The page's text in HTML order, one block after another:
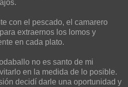
con el pescado, el camarero
extraernos los lomos y
en cada plato.
no es santo de mi
en la medida de lo posible.
decidí darle una oportunidad y